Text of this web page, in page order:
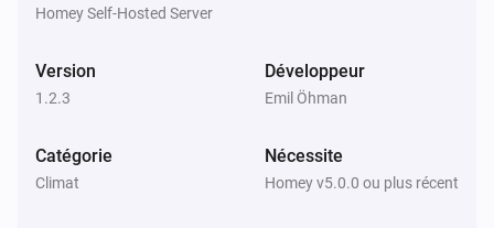
Homey Self-Hosted Server
Version
1.2.3
Développeur
Emil Öhman
Catégorie
Climat
Nécessite
Homey v5.0.0 ou plus récent